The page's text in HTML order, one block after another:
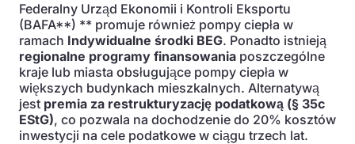
Federalny Urząd Ekonomii i Kontroli Eksportu
(BAFA**) ** promuje również pompy ciepła w
ramach Indywidualne środki BEG. Ponadto istnieją
regionalne programy finansowania poszczególne
kraje lub miasta obsługujące pompy ciepła w
większych budynkach mieszkalnych. Alternatywą
jest premia za restrukturyzację podatkową (§ 35c
EStG), co pozwala na dochodzenie do 20% kosztów
inwestycji na cele podatkowe w ciągu trzech lat.